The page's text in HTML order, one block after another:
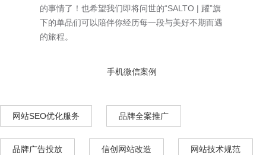
的事情了！也希望我们即将问世的“SALTO | 躍”旗
下的单品们可以陪伴你经历每一段与美好不期而遇
的旅程。
手机微信案例
网站SEO优化服务 品牌全案推广
品牌广告投放 信创网站改造 网站技术规范